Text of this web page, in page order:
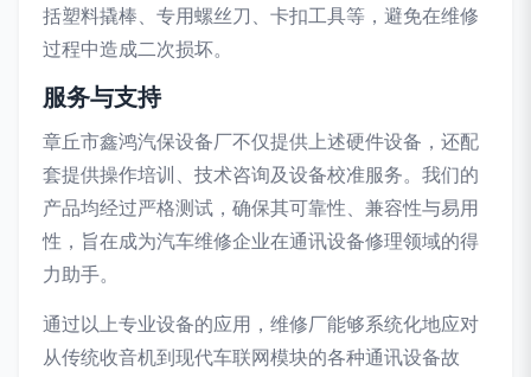
括塑料撬棒、专用螺丝刀、卡扣工具等，避免在维修
过程中造成二次损坏。
服务与支持
章丘市鑫鸿汽保设备厂不仅提供上述硬件设备，还配
套提供操作培训、技术咨询及设备校准服务。我们的
产品均经过严格测试，确保其可靠性、兼容性与易用
性，旨在成为汽车维修企业在通讯设备修理领域的得
力助手。
通过以上专业设备的应用，维修厂能够系统化地应对
从传统收音机到现代车联网模块的各种通讯设备故